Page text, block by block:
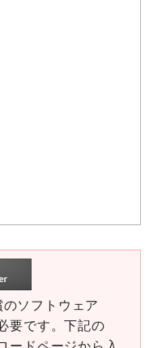
ソフトウェア
要です。下記の